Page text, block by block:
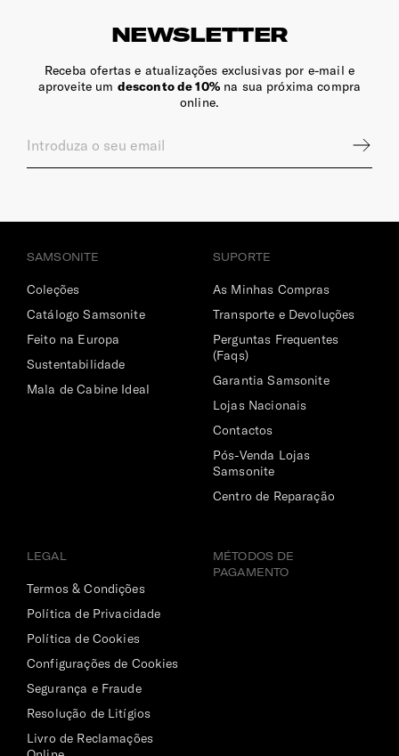
NEWSLETTER
Receba ofertas e atualizações exclusivas por e-mail e
aproveite um desconto de 10%na sua próxima compra
online.
SAMSONITE
Coleções
Catálogo Samsonite
Feito na Europa
Sustentabilidade
Mala de Cabine Ideal
SUPORTE
As Minhas Compras
Transporte e Devoluções
Perguntas Frequentes
(Faqs)
Garantia Samsonite
Lojas Nacionais
Contactos
Pós-Venda Lojas
Samsonite
Centro de Reparação
LEGAL
Termos & Condições
Política de Privacidade
Política de Cookies
Configurações de Cookies
Segurança e Fraude
Resolução de Litígios
Livro de Reclamações
MÉTODOS DE
PAGAMENTO